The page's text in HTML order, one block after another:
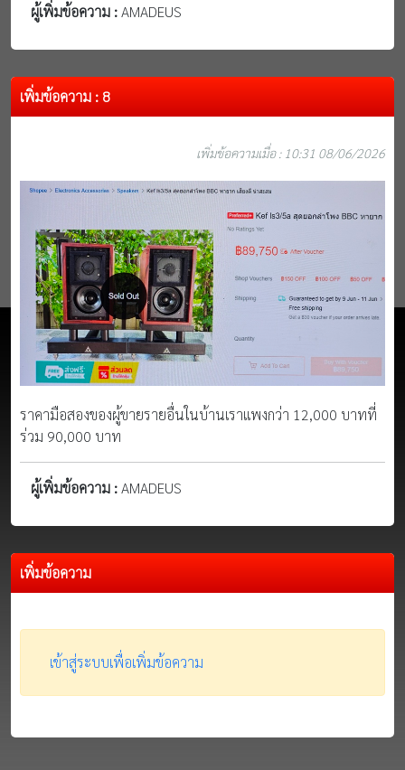
ผู้เพิ่มข้อความ :AMADEUS
เพิ่มข้อความ : 8
เพิ่มข้อความเมื่อ : 10:31 08/06/2026
ราคามือสองของผู้ขายรายอื่นในบ้านเราแพงกว่า 12,000 บาทที่
ร่วม 90,000 บาท
ผู้เพิ่มข้อความ :AMADEUS
เพิ่มข้อความ
เข้าสู่ระบบเพื่อเพิ่มข้อความ